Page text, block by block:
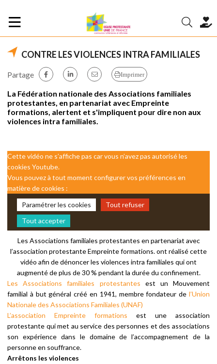
CONTRE LES VIOLENCES INTRA FAMILIALES
Partage Imprimer
La Fédération nationale des Associations familiales
protestantes, en partenariat avec Empreinte
formations, alertent et s'impliquent pour dire non aux
violences intra familiales.
Cette vidéo ne s’affiche pas car vous n’avez pas autorisé les
cookies Youtube.
Vous pouvez à tout moment configurer vos préférences en
matière de cookies :
Paramétrer les cookies
Tout refuser
Tout accepter
Les Associations familiales protestantes en partenariat avec
l’association protestante Empreinte formations. ont réalisé cette
vidéo afin de dénoncer les violences intra familiales qui ont
augmenté de plus de 30 % pendant la durée du confinement.
Les Associations familiales protestantes est un Mouvement
familial à but général créé en 1941, membre fondateur de l’Union
Nationale des Associations Familiales (UNAF)
L’association Empreinte formations est une association
protestante qui met au service des personnes et des associations
son expérience dans le domaine de l’accompagnement de la
personne en souffrance.
Arrêtons les violences